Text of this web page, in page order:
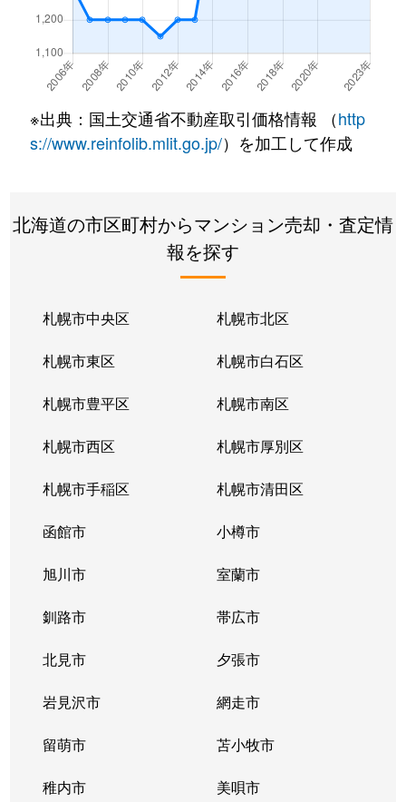
北２２条東 300万円
北２２条東
640万円 元町(札幌)
北２２条東
3,200万円 元町(札幌)
北２４条東
3,000万円 元町(札幌)
北２６条東
2,000万円 元町(札幌)
2,200万円
北３３条東
新道東
北３４条東
新道東
北３４条東
新道東
北３４条東
新道東
北３５条東
北34条
北３５条東
北34条
北３５条東
新道東
北３６条東
新道東
北３７条東
新道東
北３７条東
新道東
北３９条東
麻生
北３９条東
栄町(札幌)
※出典：国土交通省不動産取引価格情報 （http
s://www.reinfolib.mlit.go.jp/）を加工して作成
北海道の市区町村からマンション売却・査定情
報を探す
札幌市中央区 札幌市北区
札幌市東区 札幌市白石区
札幌市豊平区 札幌市南区
札幌市西区 札幌市厚別区
札幌市手稲区 札幌市清田区
函館市 小樽市
旭川市 室蘭市
釧路市 帯広市
北見市 夕張市
岩見沢市 網走市
留萌市 苫小牧市
稚内市 美唄市